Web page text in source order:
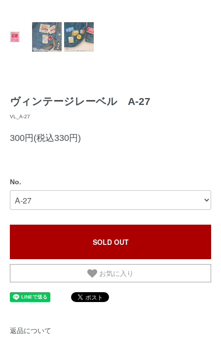
ヴィンテージレーベル A-27
VL_A-27
300円(税込330円)
No.
SOLD OUT
お気に入り
返品について